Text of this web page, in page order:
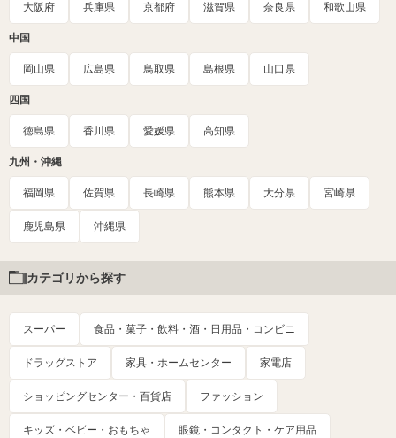
大阪府 兵庫県 京都府 滋賀県 奈良県 和歌山県
中国
岡山県 広島県 鳥取県 島根県 山口県
四国
徳島県 香川県 愛媛県 高知県
九州・沖縄
福岡県 佐賀県 長崎県 熊本県 大分県 宮崎県
鹿児島県 沖縄県
カテゴリから探す
スーパー 食品・菓子・飲料・酒・日用品・コンビニ
ドラッグストア 家具・ホームセンター 家電店
ショッピングセンター・百貨店 ファッション
キッズ・ベビー・おもちゃ 眼鏡・コンタクト・ケア用品